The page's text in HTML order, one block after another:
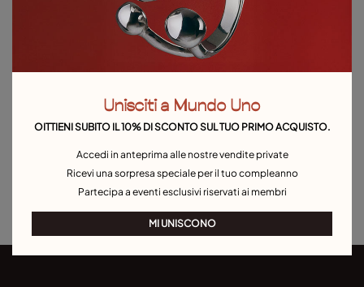
Guida alle taglie e ai vestibilità
Esplora altre categorie Orecchini
Orecchini in argento Orecchini in oro Orecchini con perle
Piercing orecchio Orecchini a cuore Orecchini più venduti
Orecchini per eventi
Unisciti a Mundo Uno
OITTIENI SUBITO IL 10% DI SCONTO SUL TUO PRIMO ACQUISTO.
Accedi in anteprima alle nostre vendite private
Ricevi una sorpresa speciale per il tuo compleanno
Partecipa a eventi esclusivi riservati ai membri
MI UNISCONO